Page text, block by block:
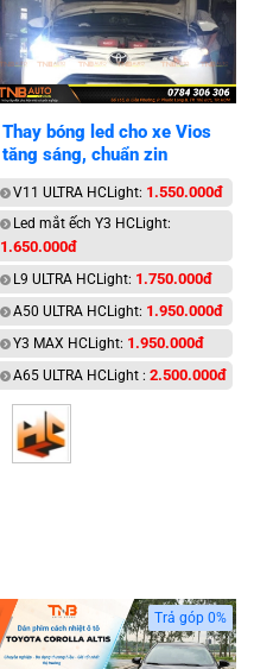
Thay bóng led cho xe Vios
tăng sáng, chuẩn zin
V11 ULTRA HCLight: 1.550.000đ
Led mắt ếch Y3 HCLight:
1.650.000đ
L9 ULTRA HCLight: 1.750.000đ
A50 ULTRA HCLight: 1.950.000đ
Y3 MAX HCLight: 1.950.000đ
A65 ULTRA HCLight : 2.500.000đ
Trả góp 0%